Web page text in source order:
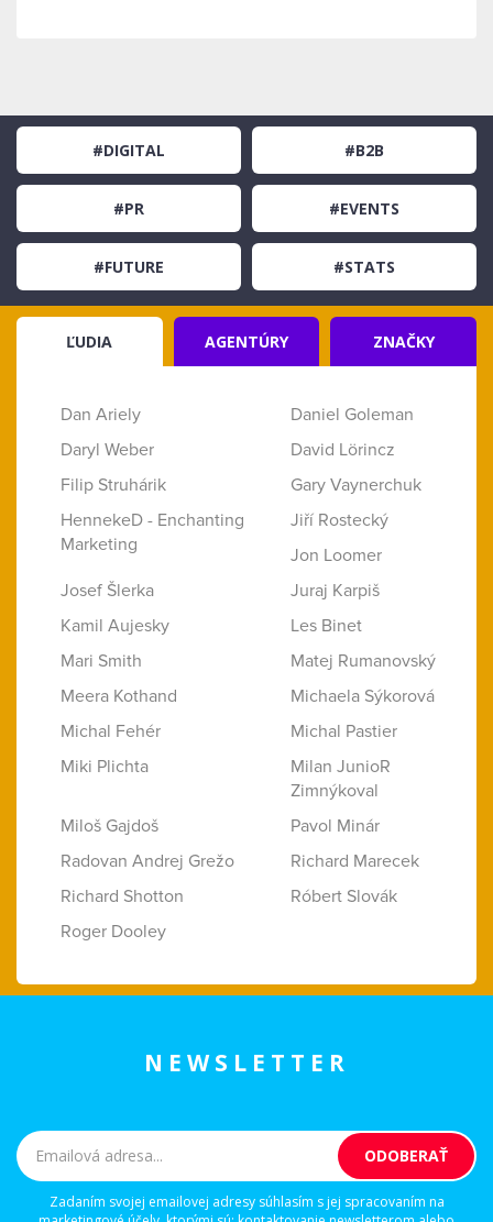
#DIGITAL #B2B
#PR #EVENTS
#FUTURE #STATS
ĽUDIA AGENTÚRY ZNAČKY
Dan Ariely
Daniel Goleman
Daryl Weber
David Lörincz
Filip Struhárik
Gary Vaynerchuk
HennekeD - Enchanting
Marketing
Jiří Rostecký
Jon Loomer
Josef Šlerka
Juraj Karpiš
Kamil Aujesky
Les Binet
Mari Smith
Matej Rumanovský
Meera Kothand
Michaela Sýkorová
Michal Fehér
Michal Pastier
Miki Plichta
Milan JunioR
Zimnýkoval
Miloš Gajdoš
Pavol Minár
Radovan Andrej Grežo
Richard Marecek
Richard Shotton
Róbert Slovák
Roger Dooley
NEWSLETTER
Zadaním svojej emailovej adresy súhlasím s jej spracovaním na